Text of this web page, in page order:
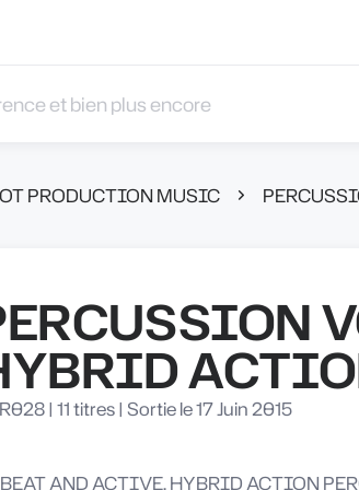
PRODUCTION MUSIC
| 11 titres| Sortie le 17 Juin 2015
AND ACTIVE, HYBRID ACTION